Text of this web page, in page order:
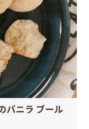
バニラ ブール